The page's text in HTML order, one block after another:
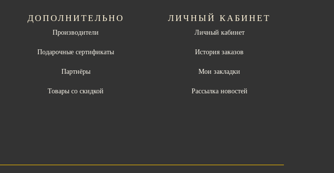
ДОПОЛНИТЕЛЬНО
Производители
Подарочные сертификаты
Партнёры
Товары со скидкой
ЛИЧНЫЙ КАБИНЕТ
Личный кабинет
История заказов
Мои закладки
Рассылка новостей